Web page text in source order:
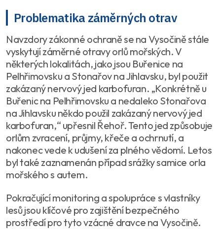
Problematika záměrných otrav
Navzdory zákonné ochraně se na Vysočině stále
vyskytují záměrné otravy orlů mořských. V
některých lokalitách, jako jsou Buřenice na
Pelhřimovsku a Stonařov na Jihlavsku, byl použit
zakázaný nervový jed karbofuran. „Konkrétně u
Buřenic na Pelhřimovsku a nedaleko Stonařova
na Jihlavsku někdo použil zakázaný nervový jed
karbofuran,“ upřesnil Řehoř. Tento jed způsobuje
orlům zvracení, průjmy, křeče a ochrnutí, a
nakonec vede k udušení za plného vědomí. Letos
byl také zaznamenán případ srážky samice orla
mořského s autem.
Pokračující monitoring a spolupráce s vlastníky
lesů jsou klíčové pro zajištění bezpečného
prostředí pro tyto vzácné dravce na Vysočině.